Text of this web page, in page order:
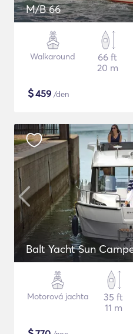
M/B 66
Walkaround
66 ft
20 m
$459 /den
Balt Yacht Sun
Motorová jachta
35 ft
11 m